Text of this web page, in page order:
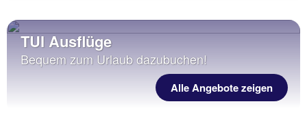
TUI Ausflüge
Bequem zum Urlaub dazubuchen!
Alle Angebote zeigen